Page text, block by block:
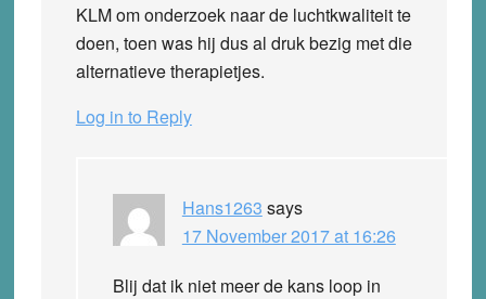
KLM om onderzoek naar de luchtkwaliteit te
doen, toen was hij dus al druk bezig met die
alternatieve therapietjes.
Log in to Reply
Hans1263 says
17 November 2017 at 16:26
Blij dat ik niet meer de kans loop in